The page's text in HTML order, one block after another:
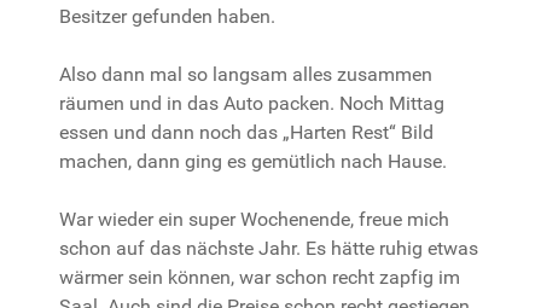
Besitzer gefunden haben.
Also dann mal so langsam alles zusammen
räumen und in das Auto packen. Noch Mittag
essen und dann noch das „Harten Rest“ Bild
machen, dann ging es gemütlich nach Hause.
War wieder ein super Wochenende, freue mich
schon auf das nächste Jahr. Es hätte ruhig etwas
wärmer sein können, war schon recht zapfig im